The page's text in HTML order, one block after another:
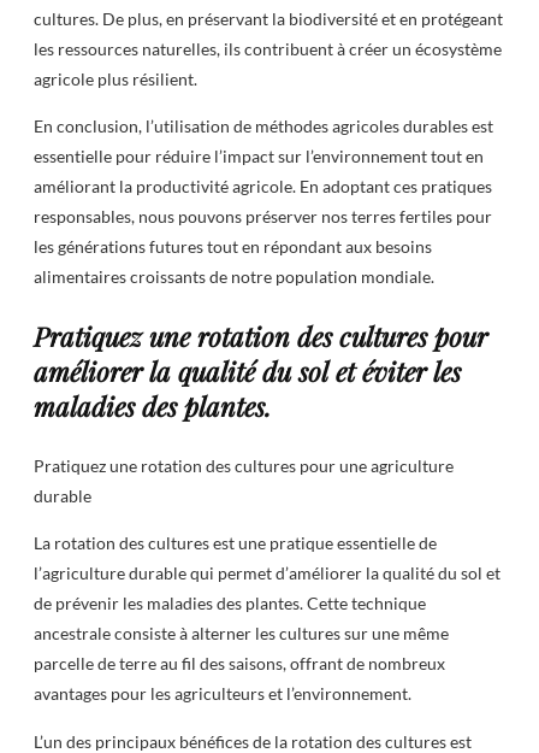
cultures. De plus, en préservant la biodiversité et en protégeant
les ressources naturelles, ils contribuent à créer un écosystème
agricole plus résilient.
En conclusion, l’utilisation de méthodes agricoles durables est
essentielle pour réduire l’impact sur l’environnement tout en
améliorant la productivité agricole. En adoptant ces pratiques
responsables, nous pouvons préserver nos terres fertiles pour
les générations futures tout en répondant aux besoins
alimentaires croissants de notre population mondiale.
Pratiquez une rotation des cultures pour
améliorer la qualité du sol et éviter les
maladies des plantes.
Pratiquez une rotation des cultures pour une agriculture
durable
La rotation des cultures est une pratique essentielle de
l’agriculture durable qui permet d’améliorer la qualité du sol et
de prévenir les maladies des plantes. Cette technique
ancestrale consiste à alterner les cultures sur une même
parcelle de terre au fil des saisons, offrant de nombreux
avantages pour les agriculteurs et l’environnement.
L’un des principaux bénéfices de la rotation des cultures est